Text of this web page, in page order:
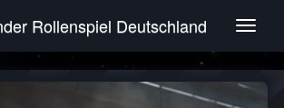
T
g
Rollenspiel Deutschland